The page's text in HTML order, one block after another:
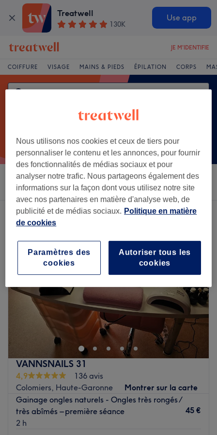
Treatwell
130K
Use app
JE M'IDENTIFIE
COIFFURE VISAGE MAINS & PIEDS ÉPILATION CORPS
Trier par Salons Offres Express Note
Un établissement offrant:ongles en gel à Colomiers, Haute-Garonne
VANNSNAILS 31
4,9
136 avis
Colomiers, Haute-Garonne
Montrer sur la carte
Gainage ongles naturels - Ongles très rongés /
très abîmés – première séance
2 h
45 €
Nous utilisons nos cookies et ceux de tiers pour
personnaliser le contenu et les annonces, pour fournir
des fonctionnalités de médias sociaux et pour
analyser notre trafic. Nous partageons également des
informations sur la façon dont vous utilisez notre site
avec nos partenaires en matière d'analyse web, de
publicité et de médias sociaux. Politique en matière
de cookies
Autoriser tous les
cookies
Paramètres des
cookies